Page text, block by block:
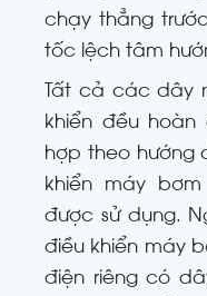
chạy thẳng
tốc lệch tâm
Tất cả các dây
khiển đều
hợp theo hướng
khiển máy
được sử dụng.
điều khiển máy
điện riêng có